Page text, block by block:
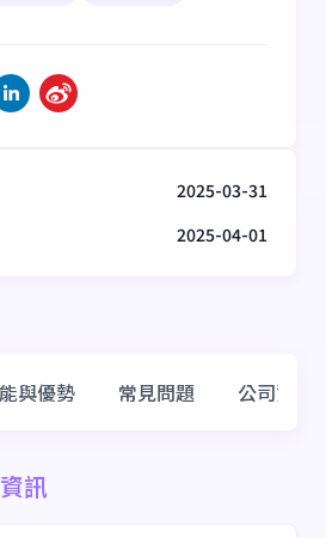
2025-03-31
2025-04-01
與優勢 常見問題 公司資訊
訊